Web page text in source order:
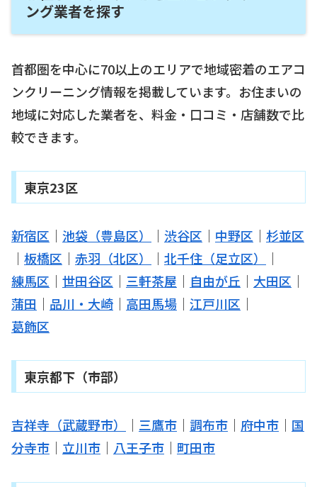
ング業者を探す
首都圏を中心に70以上のエリアで地域密着のエアコ
ンクリーニング情報を掲載しています。お住まいの
地域に対応した業者を、料金・口コミ・店舗数で比
較できます。
東京23区
新宿区 ｜ 池袋（豊島区） ｜ 渋谷区 ｜ 中野区 ｜ 杉並区
｜ 板橋区 ｜ 赤羽（北区） ｜ 北千住（足立区）
｜
練馬区 ｜ 世田谷区 ｜ 三軒茶屋 ｜ 自由が丘 ｜ 大田区 ｜
蒲田 ｜ 品川・大崎 ｜ 高田馬場 ｜ 江戸川区 ｜
葛飾区
東京都下（市部）
吉祥寺（武蔵野市） ｜ 三鷹市 ｜ 調布市 ｜ 府中市 ｜ 国
分寺市 ｜ 立川市 ｜ 八王子市 ｜ 町田市